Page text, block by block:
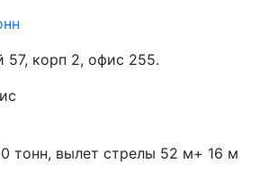
57, корп 2, офис 255.
тонн, вылет стрелы 52 м+ 16 м